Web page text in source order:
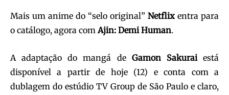
Mais um anime do “selo original” Netflix entra para
o catálogo, agora comAjin: Demi Human.
A adaptação do mangá de Gamon Sakuraiestá
disponível a partir de hoje (12) e conta com a
dublagem do estúdio TV Group de São Paulo e claro,